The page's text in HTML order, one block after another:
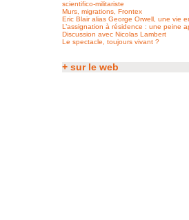
scientifico-militariste
Murs, migrations, Frontex
Eric Blair alias George Orwell, une vie
L’assignation à résidence : une peine
Discussion avec Nicolas Lambert
Le spectacle, toujours vivant ?
+ sur le web